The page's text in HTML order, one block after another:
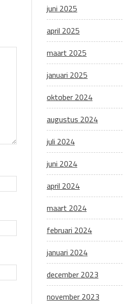
juni 2025
april 2025
maart 2025
januari 2025
oktober 2024
augustus 2024
juli 2024
juni 2024
april 2024
maart 2024
februari 2024
januari 2024
december 2023
november 2023